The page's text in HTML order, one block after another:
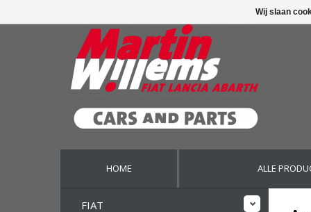
HOME ALLE
FIAT
Wij slaan